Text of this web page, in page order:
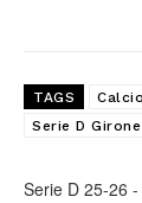
TAGS
Serie D Girone